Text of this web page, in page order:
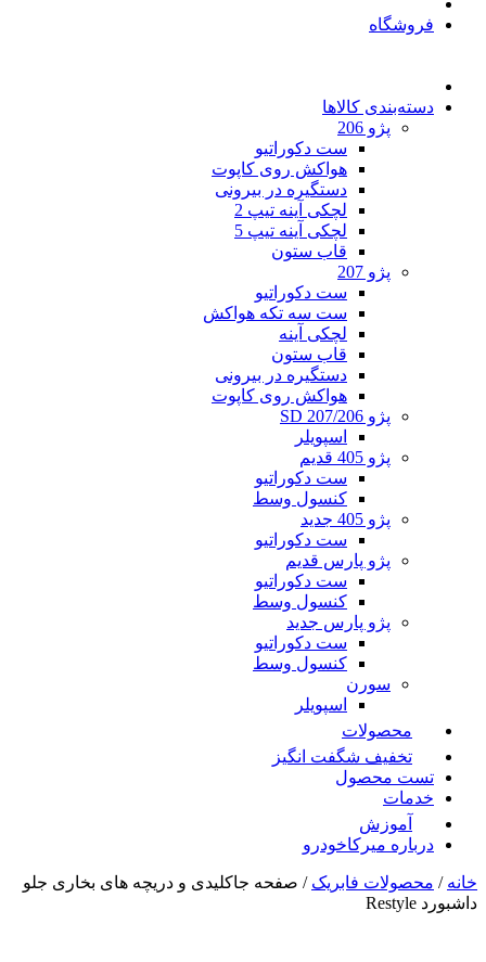
فروشگاه
دسته‌بندی کالاها
پژو 206
ست دکوراتیو
هواکش روی کاپوت
دستگیره در بیرونی
لچکی آینه تیپ 2
لچکی آینه تیپ 5
قاب ستون
پژو 207
ست دکوراتیو
ست سه تکه هواکش
لچکی آینه
قاب ستون
دستگیره در بیرونی
هواکش روی کاپوت
پژو 207/206 SD
اسپویلر
پژو 405 قدیم
ست دکوراتیو
کنسول وسط
پژو 405 جدید
ست دکوراتیو
پژو پارس قدیم
ست دکوراتیو
کنسول وسط
پژو پارس جدید
ست دکوراتیو
کنسول وسط
سورن
اسپویلر
محصولات
تخفیف شگفت انگیز
تست محصول
خدمات
آموزش
درباره میرکاخودرو
خانه / محصولات فابریک / صفحه جاکلیدی و دریچه های بخاری جلو
داشبورد Restyle